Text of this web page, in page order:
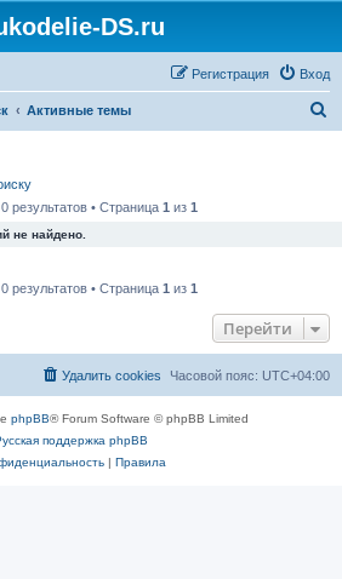
DS.ru
Вход
Регистрация
Активные темы
результатов • Страница 1 из 1
не найдено.
результатов • Страница 1 из 1
Перейти
Часовой пояс: UTC+04:00
Удалить cookies
phpBB® Forum Software © phpBB Limited
поддержка phpBB
| Правила